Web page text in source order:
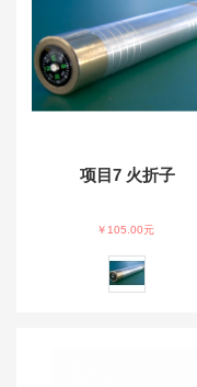
项目7 火折子
￥105.00元